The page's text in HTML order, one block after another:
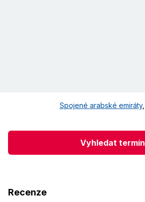
Spojené arabské emiráty,
Vyhledat termín
Recenze